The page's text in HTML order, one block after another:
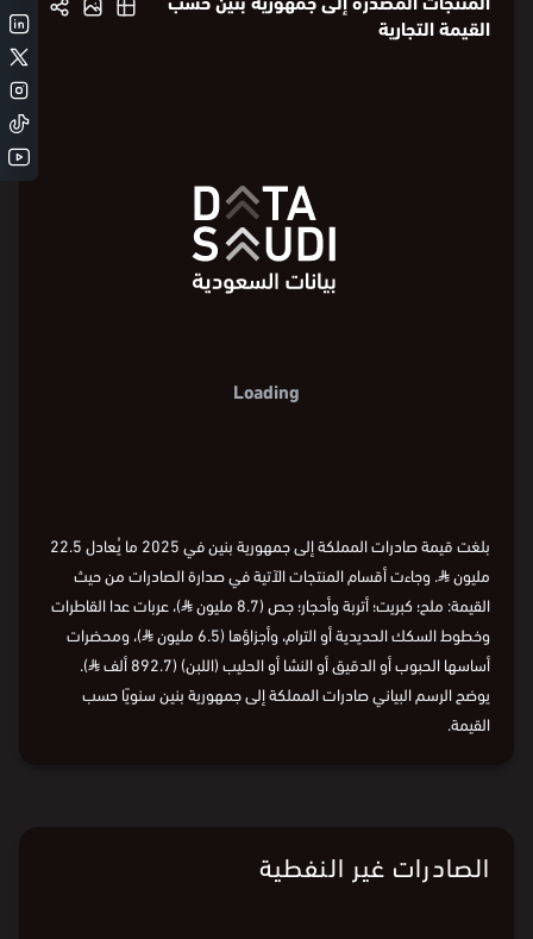
القيمة التجارية
Loading
بلغت قيمة صادرات المملكة إلى جمهورية بنين في 2025 ما يُعادل 22.5
مليون⃁. وجاءت أقسام المنتجات الآتية في صدارة الصادرات من حيث
القيمة: ملح؛ كبريت؛ أتربة وأحجار؛ جص (8.7 مليون
⃁)، عربات عدا القاطرات
وخطوط السكك الحديدية أو الترام، وأجزاؤها (6.5 مليون
⃁)، ومحضرات
أساسها الحبوب أو الدقيق أو النشا أو الحليب (اللبن) (892.7 ألف
⃁
).
يوضح الرسم البياني صادرات المملكة إلى جمهورية بنين سنويًا حسب
القيمة.
الصادرات غير النفطية